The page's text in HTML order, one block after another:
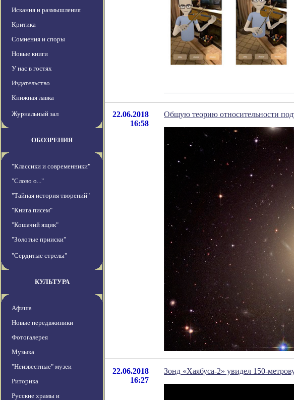
Искания и размышления
Критика
Сомнения и споры
Новые книги
У нас в гостях
Издательство
Книжная лавка
Журнальный зал
ОБОЗРЕНИЯ
"Классики и современники"
"Слово о..."
"Тайная история творений"
"Книга писем"
"Кошачий ящик"
"Золотые прииски"
"Сердитые стрелы"
КУЛЬТУРА
Афиша
Новые передвжиники
Фотогалерея
Музыка
"Неизвестные" музеи
Риторика
Русские храмы и
22.06.2018
16:58
Общую теорию относительности
22.06.2018
16:27
Зонд «Хаябуса-2» увидел 150-